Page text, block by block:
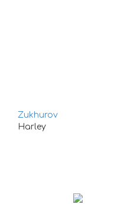
Zukhurov
Harley